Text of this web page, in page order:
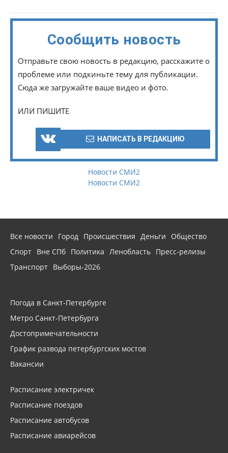
Сообщить новость
Отправьте свою новость в редакцию, расскажите о
проблеме или подкиньте тему для публикации.
Сюда же загружайте ваше видео и фото.
ИЛИ ПИШИТЕ
НАПИСАТЬ В РЕДАКЦИЮ
Новости СМИ2
Новости СМИ2
Все новости Город Происшествия Деньги
Общество
Спорт Вне СПб Политика Ленобласть Пресс-релизы
Транспорт Выборы-2026
Погода в Санкт-Петербурге
Метро Санкт-Петербурга
Достопримечательности
График развода петербургских мостов
Вакансии
Расписание электричек
Расписание поездов
Расписание автобусов
Расписание авиарейсов